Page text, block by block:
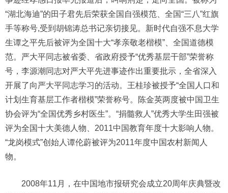
“湖北海迪”的田子君先后荣获全国自强模范、全国“三八”红旗
手等称号,受到胡锦涛总书记亲切接见。新时代自强不息大学
生谭之平先后被评为全国十大“孝亲敬老楷模”、全国道德模
范。严大平同志被省委、省政府授予“优秀基层干部”荣誉称
号，李源潮同志对严大平先进事迹作出重要批示，全省深入
开展了向严大平同志学习的活动。王桂珍被授予“全国人口和
计划生育基层工作者楷模”荣誉称号。陈金英两度被中国卫生
协会评为“全国优秀乡村医生”。“捐髓救人”优秀大学生田强被
评为全国十大美德人物、2011中国教育年度十大影响人物。
“龙岗模式”创始人谭伦蔚被评为2011年度中国农村新闻人
物。
2008年11月，在中国地市报研究会成立20周年庆典暨改